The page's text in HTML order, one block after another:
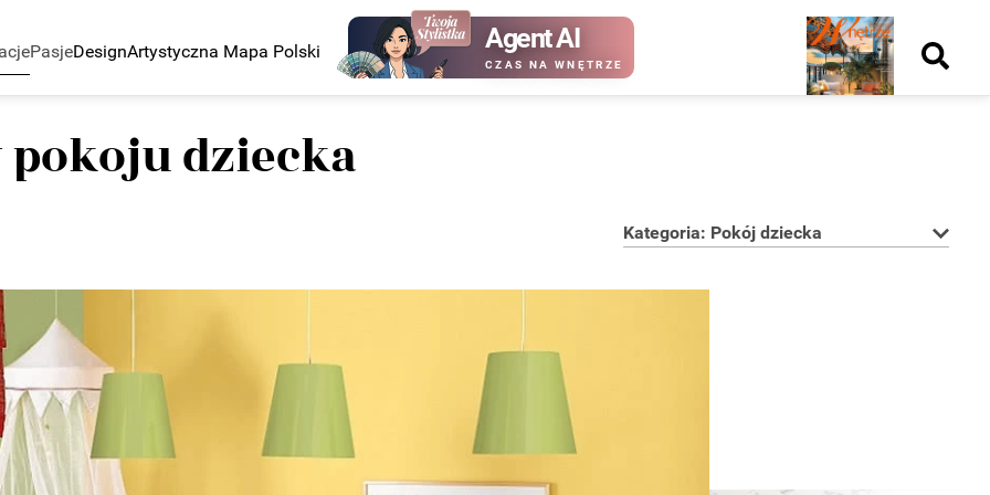
PasjeDesignArtystyczna Mapa Polski Agent AI
CZAS NA WNĘTRZE
Nowy
numer
kup ten
dziecka
Kategoria: Pokój dziecka